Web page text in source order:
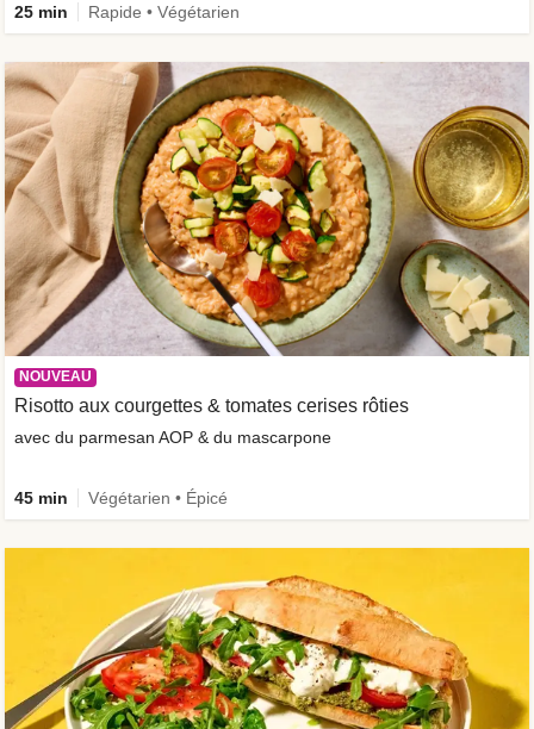
NOUVEAU
Risotto aux courgettes & tomates cerises rôties
avec du parmesan AOP & du mascarpone
45 min Végétarien • Épicé
25 min Rapide • Végétarien